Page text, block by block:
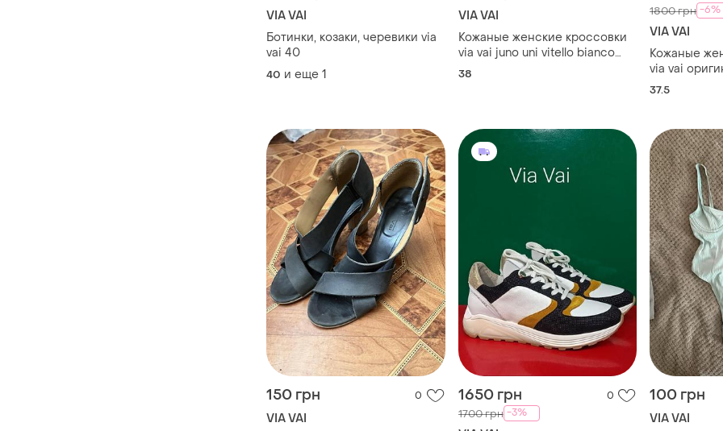
VIA VAI
Ботинки, козаки, черевики via
vai 40
40 и еще 1
VIA VAI
Кожаные женские кроссовки
via vai juno uni vitello bianco
оригинал
38
1800 грн -6%
VIA VAI
Кожаные
via vai
37.5
150 грн 0
VIA VAI
1650 грн 0
1700 грн -3%
100 грн
VIA VAI